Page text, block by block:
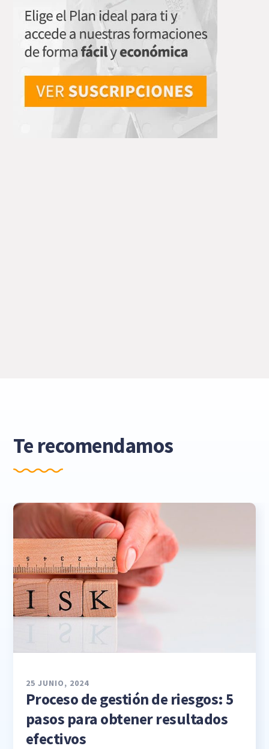
Te recomendamos
25 JUNIO, 2024
Proceso de gestión de riesgos: 5
pasos para obtener resultados
efectivos